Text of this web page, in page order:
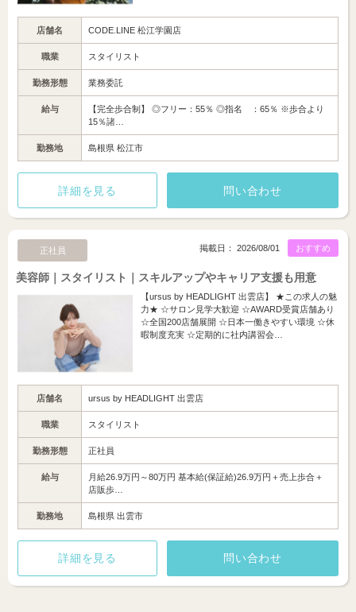
店舗名 CODE.LINE 松江学園店
職業 スタイリスト
勤務形態 業務委託
給与
【完全歩合制】 ◎フリー：55％ ◎指名 ：65％ ※歩合より
15％諸…
勤務地 島根県 松江市
詳細を見る 問い合わせ
正社員 おすすめ
掲載日： 2026/08/01
美容師｜スタイリスト｜スキルアップやキャリア支援も用意
【ursus by HEADLIGHT 出雲店】 ★この求人の魅
力★ ☆サロン見学大歓迎 ☆AWARD受賞店舗あり
☆全国200店舗展開 ☆日本一働きやすい環境 ☆休
暇制度充実 ☆定期的に社内講習会…
店舗名 ursus by HEADLIGHT 出雲店
職業 スタイリスト
勤務形態 正社員
給与
月給26.9万円～80万円 基本給(保証給)26.9万円＋売上歩合＋
店販歩…
勤務地 島根県 出雲市
詳細を見る 問い合わせ